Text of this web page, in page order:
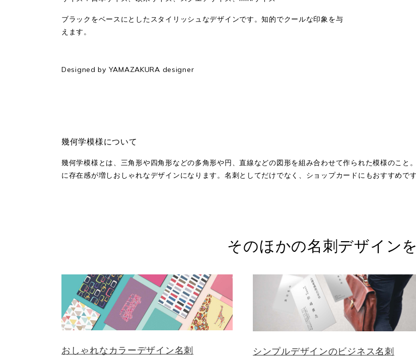
ブラックをベースにとしたスタイリッシュなデザインです。知的でクールな印象を与
えます。
Designed by YAMAZAKURA designer
幾何学模様について
幾何学模様とは、三角形や四角形などの多角形や円、直線などの図形を組み合わせて作られた模様のこ
に存在感が増しおしゃれなデザインになります。名刺としてだけでなく、ショップカードにもおすすめです
そのほかの名刺デザイン
おしゃれなカラーデザイン名刺 シンプルデザインのビジネス名刺